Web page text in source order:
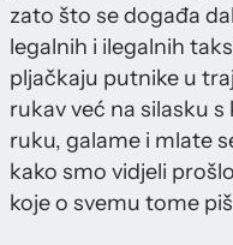
zato što se događa
legalnih i ilegalnih
pljačkaju putnike u
rukav već na silasku
ruku, galame i mlate
kako smo vidjeli
koje o svemu tome